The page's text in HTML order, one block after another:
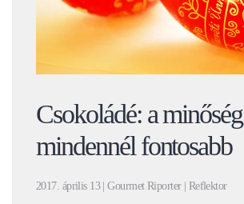
Csokoládé: a minőség
mindennél fontosabb
2017. április 13 | Gourmet Riporter | Reflektor